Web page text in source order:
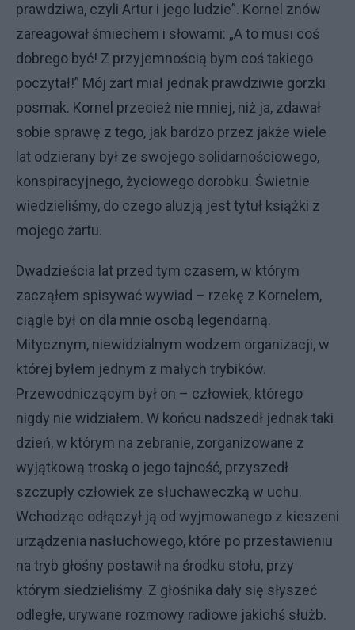
prawdziwa, czyli Artur i jego ludzie”. Kornel znów
zareagował śmiechem i słowami: „A to musi coś
dobrego być! Z przyjemnością bym coś takiego
poczytał!” Mój żart miał jednak prawdziwie gorzki
posmak. Kornel przecież nie mniej, niż ja, zdawał
sobie sprawę z tego, jak bardzo przez jakże wiele
lat odzierany był ze swojego solidarnościowego,
konspiracyjnego, życiowego dorobku. Świetnie
wiedzieliśmy, do czego aluzją jest tytuł książki z
mojego żartu.
Dwadzieścia lat przed tym czasem, w którym
zacząłem spisywać wywiad – rzekę z Kornelem,
ciągle był on dla mnie osobą legendarną.
Mitycznym, niewidzialnym wodzem organizacji, w
której byłem jednym z małych trybików.
Przewodniczącym był on – człowiek, którego
nigdy nie widziałem. W końcu nadszedł jednak taki
dzień, w którym na zebranie, zorganizowane z
wyjątkową troską o jego tajność, przyszedł
szczupły człowiek ze słuchaweczką w uchu.
Wchodząc odłączył ją od wyjmowanego z kieszeni
urządzenia nasłuchowego, które po przestawieniu
na tryb głośny postawił na środku stołu, przy
którym siedzieliśmy. Z głośnika dały się słyszeć
odległe, urywane rozmowy radiowe jakichś służb.